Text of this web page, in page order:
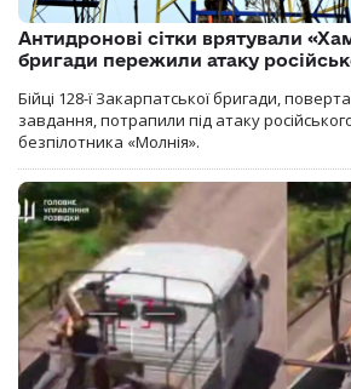
Антидронові сітки врятували
бригади пережили атаку
Бійці 128-ї Закарпатської бригади,
завдання, потрапили під атаку
безпілотника «Молнія».